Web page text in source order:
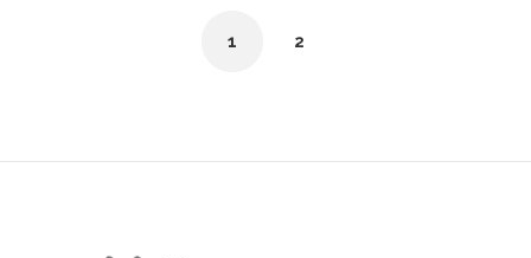
1 2